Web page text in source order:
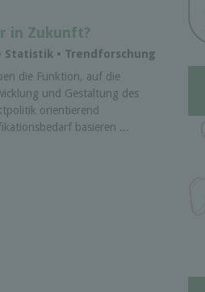
in Zukunft?
Statistik • Trendforschung
die Funktion, auf die
und Gestaltung des
orientierend
basieren ...